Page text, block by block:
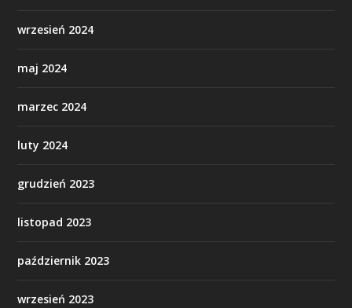
wrzesień 2024
maj 2024
marzec 2024
luty 2024
grudzień 2023
listopad 2023
październik 2023
wrzesień 2023